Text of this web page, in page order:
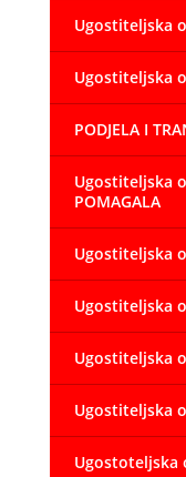
Ugostiteljska
Ugostiteljska
PODJELA I
Ugostiteljska
POMAGALA
Ugostiteljska
Ugostiteljska
Ugostiteljska
Ugostiteljska
Ugostoteljska